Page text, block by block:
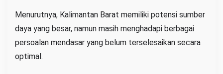
Menurutnya, Kalimantan Barat memiliki potensi sumber
daya yang besar, namun masih menghadapi berbagai
persoalan mendasar yang belum terselesaikan secara
optimal.